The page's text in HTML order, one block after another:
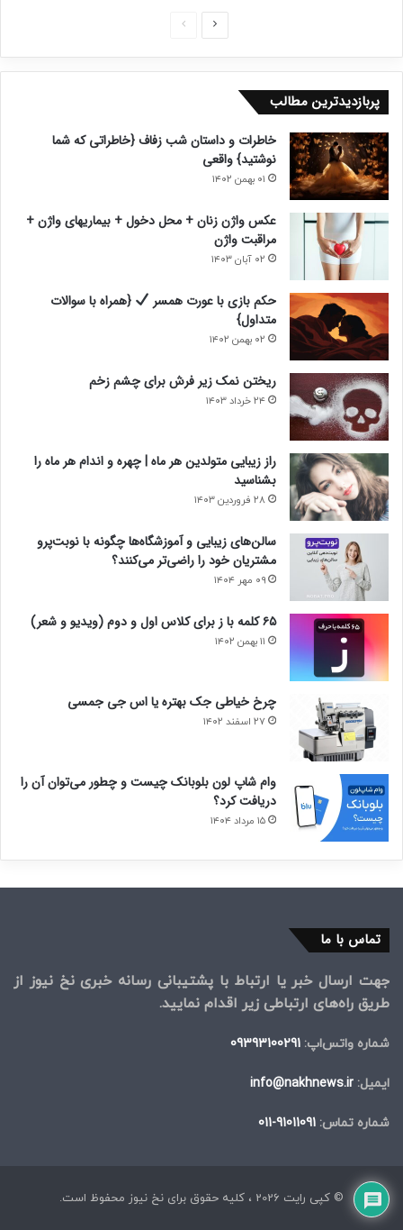
ح
ح
د
پربازدیدترین مطالب
خاطرات و داستان شب زفاف {خاطراتی که شما
نوشتید} واقعی
۰۱ بهمن ۱۴۰۲
عکس واژن زنان + محل دخول + بیماریهای واژن +
مراقبت واژن
۰۲ آبان ۱۴۰۳
حکم بازی با عورت همسر
{همراه با سوالات
متداول}
۰۲ بهمن ۱۴۰۲
ریختن نمک زیر فرش برای چشم زخم
۲۴ خرداد ۱۴۰۳
راز زیبایی متولدین هر ماه | چهره و اندام هر ماه را
بشناسید
۲۸ فروردین ۱۴۰۳
سالن‌های زیبایی و آموزشگاه‌ها چگونه با نوبت‌پرو
مشتریان خود را راضی‌تر می‌کنند؟
۰۹ مهر ۱۴۰۴
۶۵ کلمه با ز برای کلاس اول و دوم (ویدیو و شعر)
۱۱ بهمن ۱۴۰۲
چرخ خیاطی جک بهتره یا اس جی جمسی
۲۷ اسفند ۱۴۰۲
وام شاپ لون بلوبانک چیست و چطور می‌توان آن را
دریافت کرد؟
۱۵ مرداد ۱۴۰۴
تماس با ما
جهت ارسال خبر یا ارتباط با پشتیبانی رسانه خبری نخ نیوز از
طریق راه‌های ارتباطی زیر اقدام نمایید.
شماره واتس‌اپ: 09393100291
ایمیل: info@nakhnews.ir
شماره تماس: 91011091-011
© کپی رایت 2026 ، کلیه حقوق برای نخ نیوز محفوظ است.